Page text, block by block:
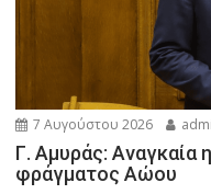
7 Αυγούστου 2026
Γ. Αμυράς: Αναγκαία
φράγματος Αώου